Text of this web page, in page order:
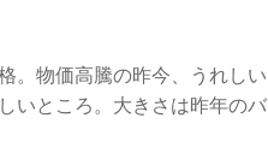
。物価高騰の昨今、うれしい
いところ。大きさは昨年のバ